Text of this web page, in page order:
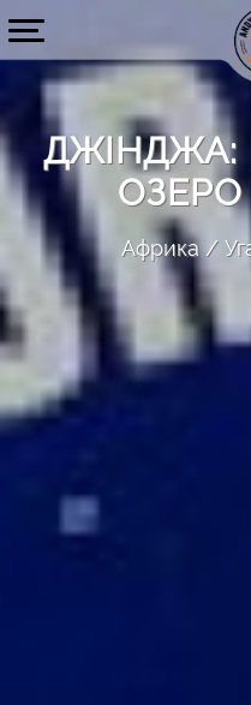
ДЖІНДЖА:
ОЗЕРО
Африка